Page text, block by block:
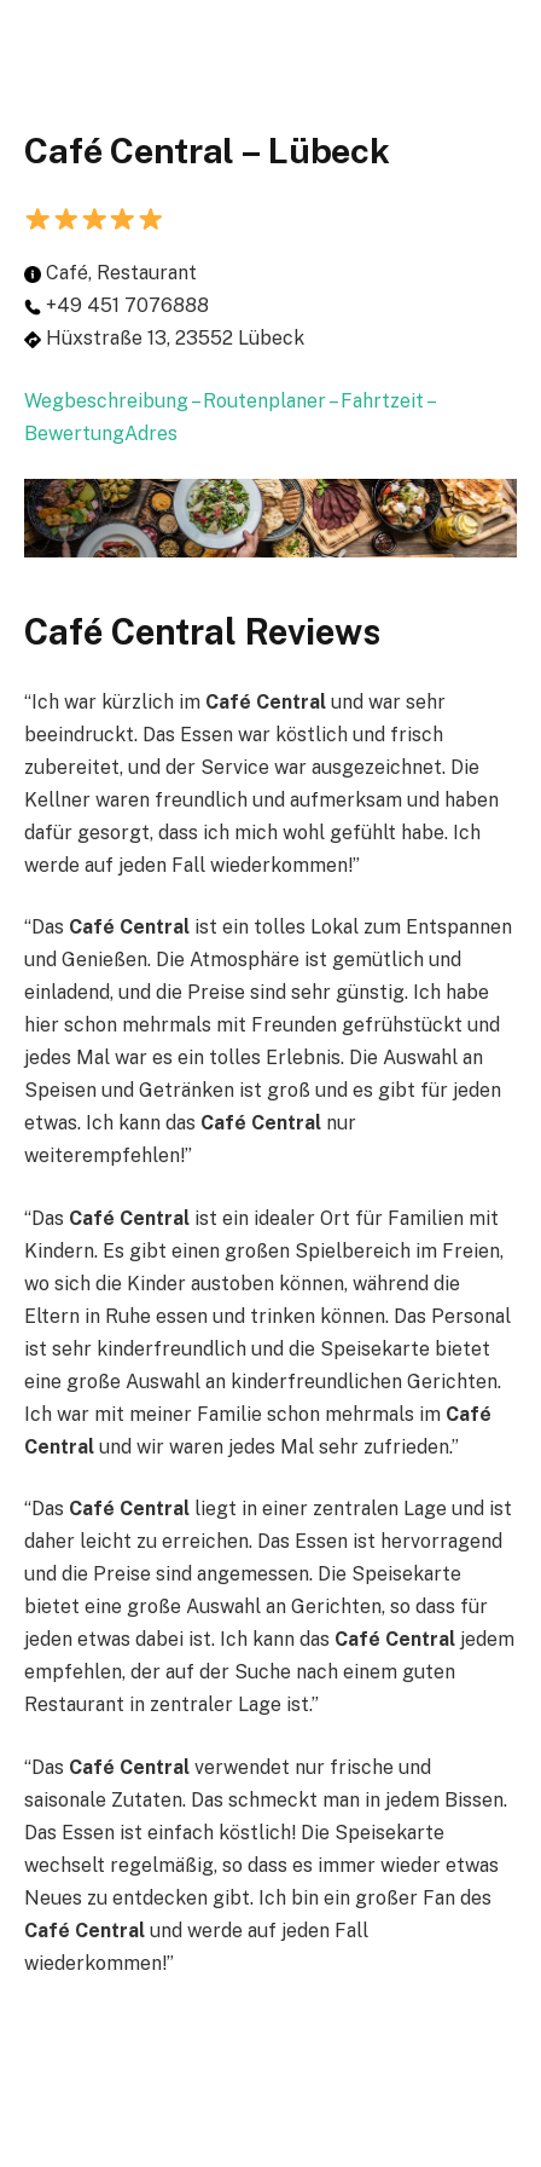
Café Central – Lübeck
Café, Restaurant
+49 451 7076888
Hüxstraße 13, 23552 Lübeck
Wegbeschreibung – Routenplaner – Fahrtzeit –
BewertungAdres
Café Central Reviews
“Ich war kürzlich im Café Central und war sehr
beeindruckt. Das Essen war köstlich und frisch
zubereitet, und der Service war ausgezeichnet. Die
Kellner waren freundlich und aufmerksam und haben
dafür gesorgt, dass ich mich wohl gefühlt habe. Ich
werde auf jeden Fall wiederkommen!”
“Das Café Central ist ein tolles Lokal zum Entspannen
und Genießen. Die Atmosphäre ist gemütlich und
einladend, und die Preise sind sehr günstig. Ich habe
hier schon mehrmals mit Freunden gefrühstückt und
jedes Mal war es ein tolles Erlebnis. Die Auswahl an
Speisen und Getränken ist groß und es gibt für jeden
etwas. Ich kann das Café Central nur
weiterempfehlen!”
“Das Café Central ist ein idealer Ort für Familien mit
Kindern. Es gibt einen großen Spielbereich im Freien,
wo sich die Kinder austoben können, während die
Eltern in Ruhe essen und trinken können. Das Personal
ist sehr kinderfreundlich und die Speisekarte bietet
eine große Auswahl an kinderfreundlichen Gerichten.
Ich war mit meiner Familie schon mehrmals im Café
Central und wir waren jedes Mal sehr zufrieden.”
“Das Café Central liegt in einer zentralen Lage und ist
daher leicht zu erreichen. Das Essen ist hervorragend
und die Preise sind angemessen. Die Speisekarte
bietet eine große Auswahl an Gerichten, so dass für
jeden etwas dabei ist. Ich kann das Café Central jedem
empfehlen, der auf der Suche nach einem guten
Restaurant in zentraler Lage ist.”
“Das Café Central verwendet nur frische und
saisonale Zutaten. Das schmeckt man in jedem Bissen.
Das Essen ist einfach köstlich! Die Speisekarte
wechselt regelmäßig, so dass es immer wieder etwas
Neues zu entdecken gibt. Ich bin ein großer Fan des
Café Central und werde auf jeden Fall
wiederkommen!”